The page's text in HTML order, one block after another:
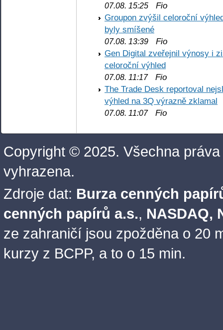
07.08. 15:25 Fio
Groupon zvýšil celoroční
byly smíšené
07.08. 13:39 Fio
Gen Digital zveřejnil výnosy i
celoroční výhled
07.08. 11:17Fio
The Trade Desk reportoval
výhled na 3Q výrazně zklamal
07.08. 11:07Fio
Copyright © 2025. Všechna práva
vyhrazena.
Zdroje dat: Burza cenných
cenných papírů a.s., NASDAQ,
ze zahraničí jsou zpožděna o 20
kurzy z BCPP, a to o 15 min.